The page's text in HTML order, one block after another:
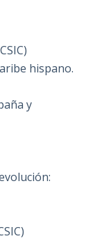
hispano.
y